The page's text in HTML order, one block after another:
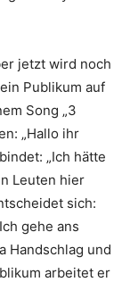
jetzt wird noch
Publikum auf
Song „3
„Hallo ihr
„Ich hätte
Leuten hier
sich:
gehe ans
Handschlag und
arbeitet er